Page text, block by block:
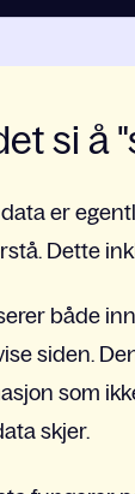
si å
er
Dette
både
siden.
som
skjer.